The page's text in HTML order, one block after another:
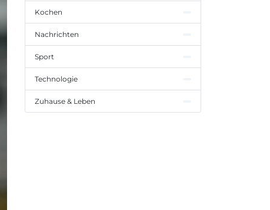
Kochen
Nachrichten
Sport
Technologie
Zuhause & Leben